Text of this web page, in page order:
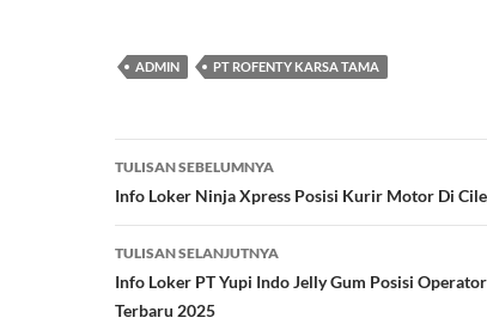
ADMIN PT ROFENTY KARSA TAMA
Navigasi
Tulisan
TULISAN SEBELUMNYA
Info Loker Ninja Xpress Posisi Kurir Motor Di
TULISAN SELANJUTNYA
Info Loker PT Yupi Indo Jelly Gum Posisi
Terbaru 2025